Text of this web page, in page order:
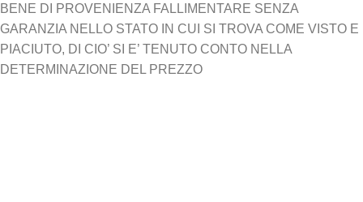
BENE DI PROVENIENZA FALLIMENTARE SENZA
GARANZIA NELLO STATO IN CUI SI TROVA COME VISTO E
PIACIUTO, DI CIO’ SI E’ TENUTO CONTO NELLA
DETERMINAZIONE DEL PREZZO